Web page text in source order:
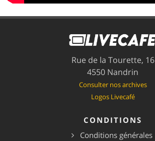
Rue de la Tourette, 16
4550 Nandrin
Consulter nos archives
Logos Livecafé
CONDITIONS
Conditions générales